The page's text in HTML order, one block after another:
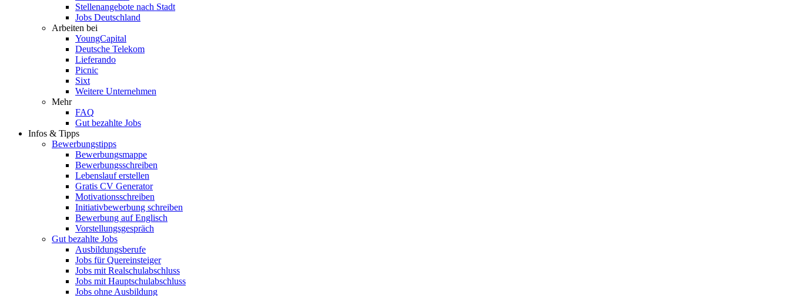
Stellenangebote nach Stadt
Jobs Deutschland
Arbeiten bei
YoungCapital
Deutsche Telekom
Lieferando
Picnic
Sixt
Weitere Unternehmen
Mehr
FAQ
Gut bezahlte Jobs
Infos & Tipps
Bewerbungstipps
Bewerbungsmappe
Bewerbungsschreiben
Lebenslauf erstellen
Gratis CV Generator
Motivationsschreiben
Initiativbewerbung schreiben
Bewerbung auf Englisch
Vorstellungsgespräch
Gut bezahlte Jobs
Ausbildungsberufe
Jobs für Quereinsteiger
Jobs mit Realschulabschluss
Jobs mit Hauptschulabschluss
Jobs ohne Ausbildung